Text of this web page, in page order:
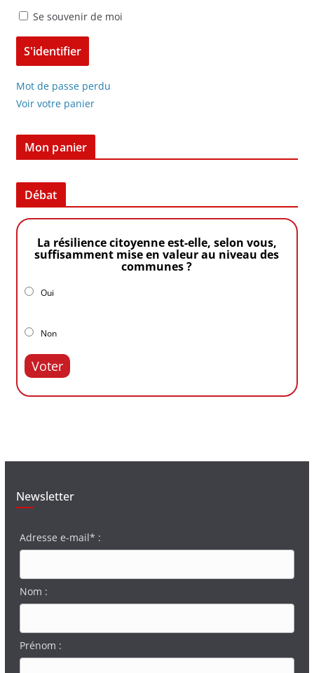
Se souvenir de moi
Mot de passe perdu
Voir votre panier
Mon panier
Débat
La résilience citoyenne est-elle, selon vous,
suffisamment mise en valeur au niveau des
communes ?
Oui
Non
Voter
Newsletter
Adresse e-mail* :
Nom :
Prénom :